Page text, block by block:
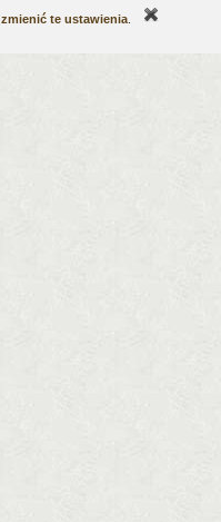
zmienić te ustawienia